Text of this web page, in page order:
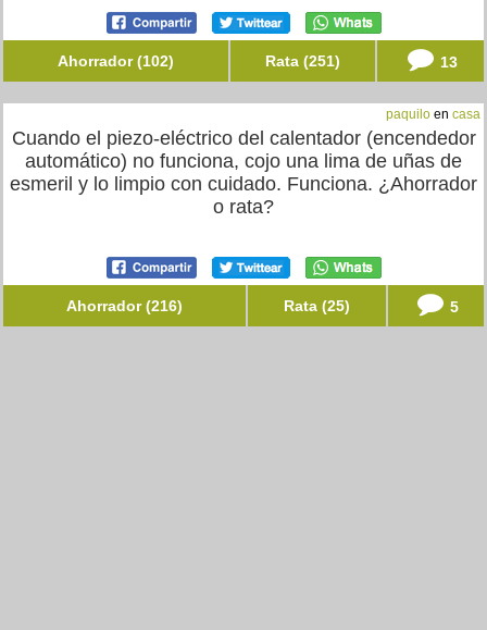
Ahorrador (102) Rata (251) 13
paquilo en casa
Cuando el piezo-eléctrico del calentador (encendedor
automático) no funciona, cojo una lima de uñas de
esmeril y lo limpio con cuidado. Funciona. ¿Ahorrador
o rata?
Ahorrador (216) Rata (25) 5